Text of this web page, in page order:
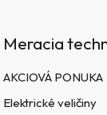
Meracia
AKCIOVÁ PONUKA
Elektrické veličiny